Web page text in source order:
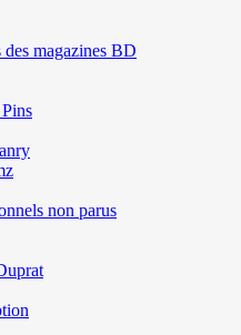
magazines BD
non parus